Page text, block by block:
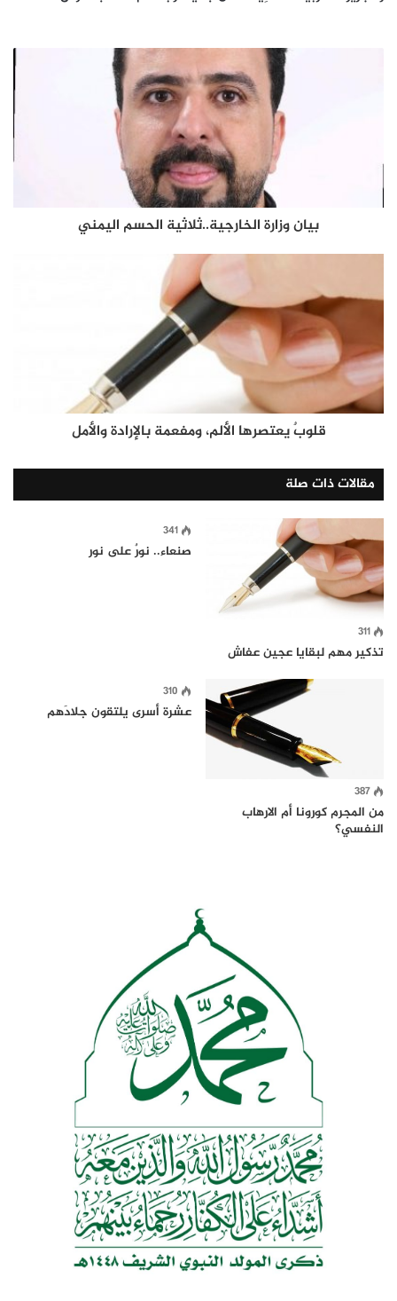
بيان وزارة الخارجية..ثلاثية الحسم اليمني
​قلوبٌ يعتصرها الألم، ومفعمة بالإرادة والأمل
مقالات ذات صلة
311
تذكير مهم لبقايا عجين عفاش
341
صنعاء.. نورٌ على نور
387
من المجرم كورونا أم الارهاب
النفسي؟
310
عشرة أسرى يلتقون جلادَهم